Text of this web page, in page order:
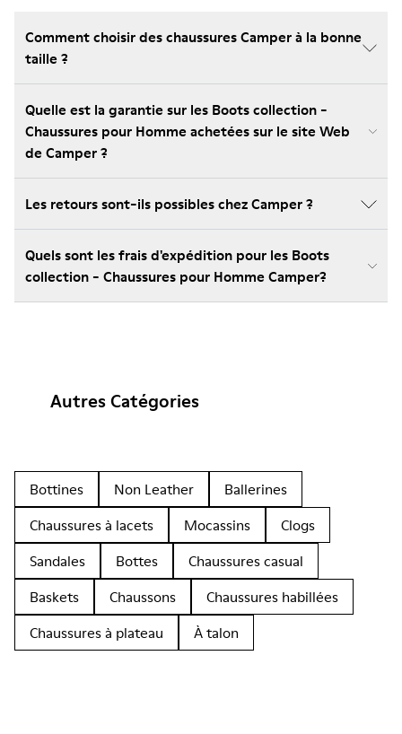
Comment choisir des chaussures Camper à la bonne
taille ?
Quelle est la garantie sur les Boots collection -
Chaussures pour Homme achetées sur le site Web
de Camper ?
Les retours sont-ils possibles chez Camper ?
Quels sont les frais d'expédition pour les Boots
collection - Chaussures pour Homme Camper?
Autres Catégories
Bottines Non Leather
Ballerines
Chaussures à lacets
Mocassins
Clogs
Sandales
Bottes
Chaussures casual
Baskets
Chaussons
Chaussures habillées
Chaussures à plateau
À talon